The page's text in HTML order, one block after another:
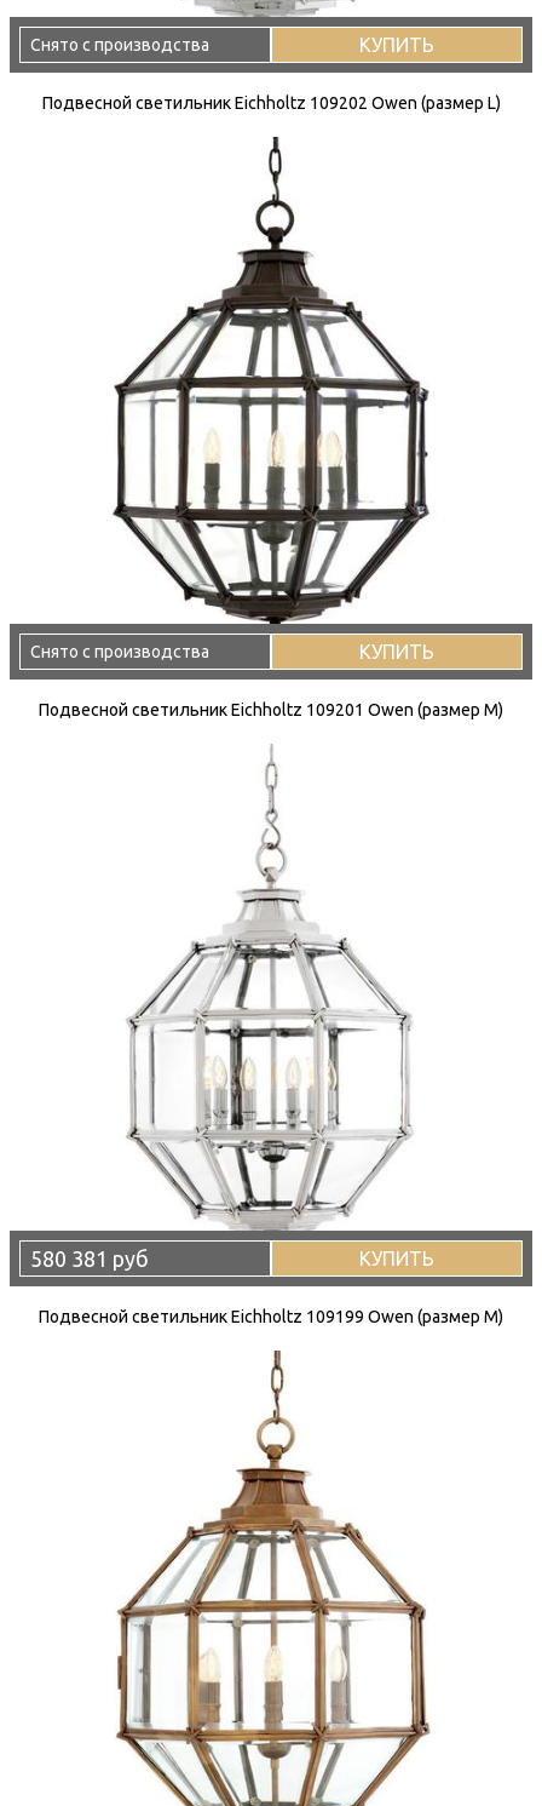
Снято с производства КУПИТЬ
Подвесной светильник Eichholtz 109202 Owen (размер L)
Снято с производства КУПИТЬ
Подвесной светильник Eichholtz 109201 Owen (размер M)
580 381 руб КУПИТЬ
Подвесной светильник Eichholtz 109199 Owen (размер M)